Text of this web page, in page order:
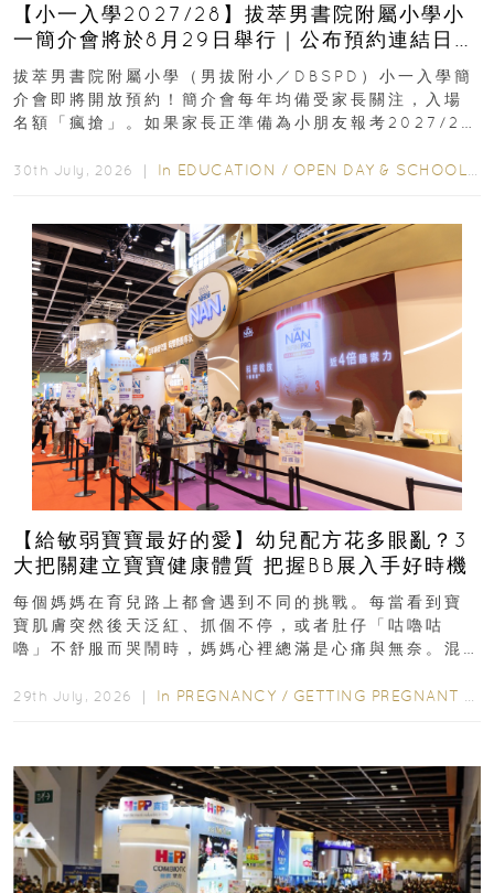
【小一入學2027/28】拔萃男書院附屬小學小
一簡介會將於8月29日舉行｜公布預約連結日期
｜更設有網上重溫
拔萃男書院附屬小學（男拔附小／DBSPD）小一入學簡
介會即將開放預約！簡介會每年均備受家長關注，入場
名額「瘋搶」。如果家長正準備為小朋友報考2027/28
30th July, 2026 ｜ In EDUCATION / OPEN DAY & SCHOOL EVENTS
【給敏弱寶寶最好的愛】幼兒配方花多眼亂？3
大把關建立寶寶健康體質 把握BB展入手好時機
每個媽媽在育兒路上都會遇到不同的挑戰。每當看到寶
寶肌膚突然後天泛紅、抓個不停，或者肚仔「咕嚕咕
嚕」不舒服而哭鬧時，媽媽心裡總滿是心痛與無奈。混
29th July, 2026 ｜ In PREGNANCY / GETTING PREGNANT